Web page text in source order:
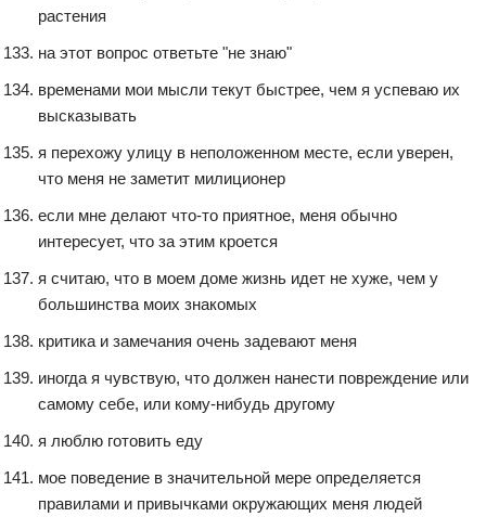
растения
на этот вопрос ответьте "не знаю"
временами мои мысли текут быстрее, чем я успеваю их
высказывать
я перехожу улицу в неположенном месте, если уверен,
что меня не заметит милиционер
если мне делают что-то приятное, меня обычно
интересует, что за этим кроется
я считаю, что в моем доме жизнь идет не хуже, чем у
большинства моих знакомых
критика и замечания очень задевают меня
иногда я чувствую, что должен нанести повреждение или
самому себе, или кому-нибудь другому
я люблю готовить еду
мое поведение в значительной мере определяется
правилами и привычками окружающих меня людей